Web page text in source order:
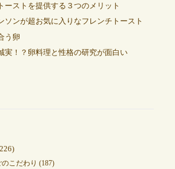
ーストを提供する３つのメリット
ソンが超お気に入りなフレンチトースト
う卵
実！？卵料理と性格の研究が面白い
こだわり (187)